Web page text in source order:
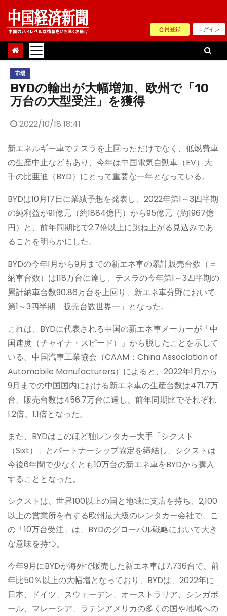
Skip
content
会員登録 ログイン
市場
BYDの輸出が大幅増加、欧州で「10
万台の大型受注」を獲得
2022/10/18 18:41
新エネルギー車でテスラを上回っただけでなく、低燃費車
の生産中止などもあり、今年は中国電気自動車（EV）大
手の比亜迪（BYD）にとって重要な一年となっている。
BYDは10月17日に業績予想を発表し、2022年第1～3四半期
の純利益が91億元（約1884億円）から95億元（約1967億
円）と、前年同期比で2.7倍以上に跳ね上がる見込みであ
ることを明らかにした。
BYDの今年1月から9月までの新エネ車の累計販売台数（＝
納車台数）は118万台に達し、テスラの今年第1～3四半期の
累計納車台数90.86万台を上回り、新エネ車分野において
第1～3四半期「販売台数世界一」となった。
これは、BYDに代表される中国の新エネ車メーカーが「中
国速度（チャイナ・スピード）」から脱したことを示して
いる。中国汽車工業協会（CAAM：China Association of
Automobile Manufacturers）によると、2022年1月から
9月までの中国国内における新エネ車の生産台数は471.7万
台、販売台数は456.7万台に達し、前年同期比でそれぞれ
1.2倍、1.1倍となった。
また、BYDはこのほど独レンタカー大手「シクスト
（Sixt）」とパートナーシップ協定を締結し、シクストは
今後6年間で少なくとも10万台の新エネ車をBYDから購入
することとなった。
シクストは、世界100以上の国と地域に支店を持ち、2,100
以上の営業所を有する欧州最大級のレンタカー会社で、こ
の「10万台受注」は、BYDのグローバル戦略において大き
な意味を持つ。
今年9月にBYDが海外で販売した新エネ車は7,736台で、前
年比50％以上の大幅増となっており、BYDは、2022年に
日本、ドイツ、スウェーデン、オーストラリア、シンガポ
ール、マレーシア、ラテンアメリカの多くの国や地域への